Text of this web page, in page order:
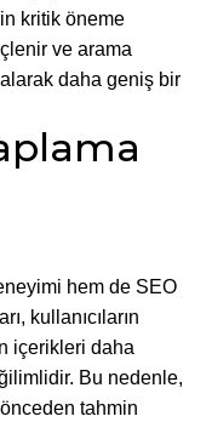
kritik öneme
ve arama
daha geniş bir
hem de SEO
kullanıcıların
içerikleri daha
Bu nedenle,
önceden tahmin